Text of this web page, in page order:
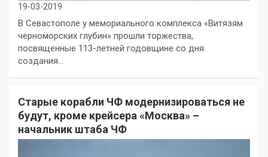
19-03-2019
В Севастополе у мемориального комплекса «Витязям
черноморских глубин» прошли торжества,
посвященные 113-летней годовщине со дня
создания…
Старые корабли ЧФ модернизироваться не
будут, кроме крейсера «Москва» –
начальник штаба ЧФ